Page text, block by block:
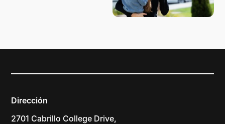
Dirección
2701 Cabrillo College Drive,